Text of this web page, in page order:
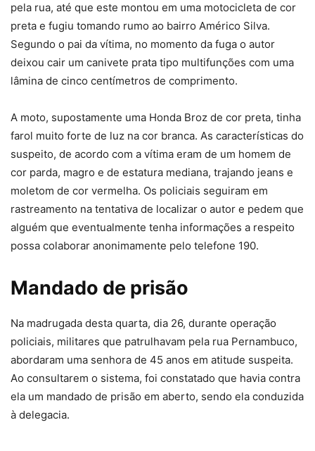
pela rua, até que este montou em uma motocicleta de cor
preta e fugiu tomando rumo ao bairro Américo Silva.
Segundo o pai da vítima, no momento da fuga o autor
deixou cair um canivete prata tipo multifunções com uma
lâmina de cinco centímetros de comprimento.
A moto, supostamente uma Honda Broz de cor preta, tinha
farol muito forte de luz na cor branca. As características do
suspeito, de acordo com a vítima eram de um homem de
cor parda, magro e de estatura mediana, trajando jeans e
moletom de cor vermelha. Os policiais seguiram em
rastreamento na tentativa de localizar o autor e pedem que
alguém que eventualmente tenha informações a respeito
possa colaborar anonimamente pelo telefone 190.
Mandado de prisão
Na madrugada desta quarta, dia 26, durante operação
policiais, militares que patrulhavam pela rua Pernambuco,
abordaram uma senhora de 45 anos em atitude suspeita.
Ao consultarem o sistema, foi constatado que havia contra
ela um mandado de prisão em aberto, sendo ela conduzida
à delegacia.